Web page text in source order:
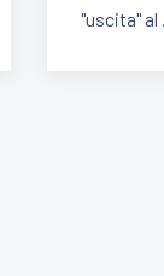
"uscita" al